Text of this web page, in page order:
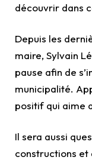
découvrir dans
Depuis les
maire, Sylvain
pause afin de
municipalité.
positif qui aime
Il sera aussi
constructions